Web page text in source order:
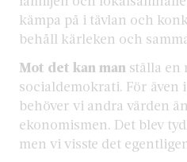
kämpa på i tävlan och
behåll kärleken och
Mot det kan man ställa en
socialdemokrati. För även
behöver vi andra värden
ekonomismen. Det blev
men vi visste det